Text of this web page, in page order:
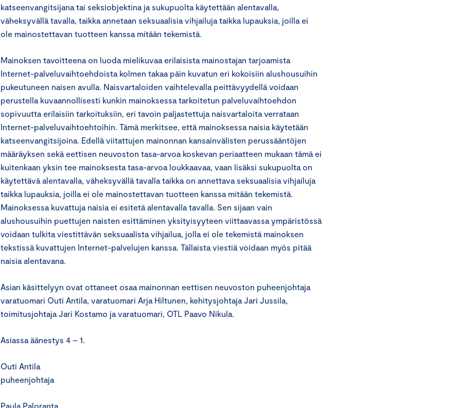
katseenvangitsijana tai seksiobjektina ja sukupuolta käytettään alentavalla,
väheksyvällä tavalla, taikka annetaan seksuaalisia vihjailuja taikka lupauksia, joilla ei
ole mainostettavan tuotteen kanssa mitään tekemistä.
Mainoksen tavoitteena on luoda mielikuvaa erilaisista mainostajan tarjoamista
Internet-palveluvaihtoehdoista kolmen takaa päin kuvatun eri kokoisiin alushousuihin
pukeutuneen naisen avulla. Naisvartaloiden vaihtelevalla peittävyydellä voidaan
perustella kuvaannollisesti kunkin mainoksessa tarkoitetun palveluvaihtoehdon
sopivuutta erilaisiin tarkoituksiin, eri tavoin paljastettuja naisvartaloita verrataan
Internet-palveluvaihtoehtoihin. Tämä merkitsee, että mainoksessa naisia käytetään
katseenvangitsijoina. Edellä viitattujen mainonnan kansainvälisten perussääntöjen
määräyksen sekä eettisen neuvoston tasa-arvoa koskevan periaatteen mukaan tämä ei
kuitenkaan yksin tee mainoksesta tasa-arvoa loukkaavaa, vaan lisäksi sukupuolta on
käytettävä alentavalla, väheksyvällä tavalla taikka on annettava seksuaalisia vihjailuja
taikka lupauksia, joilla ei ole mainostettavan tuotteen kanssa mitään tekemistä.
Mainoksessa kuvattuja naisia ei esitetä alentavalla tavalla. Sen sijaan vain
alushousuihin puettujen naisten esittäminen yksityisyyteen viittaavassa ympäristössä
voidaan tulkita viestittävän seksuaalista vihjailua, jolla ei ole tekemistä mainoksen
tekstissä kuvattujen Internet-palvelujen kanssa. Tällaista viestiä voidaan myös pitää
naisia alentavana.
Asian käsittelyyn ovat ottaneet osaa mainonnan eettisen neuvoston puheenjohtaja
varatuomari Outi Antila, varatuomari Arja Hiltunen, kehitysjohtaja Jari Jussila,
toimitusjohtaja Jari Kostamo ja varatuomari, OTL Paavo Nikula.
Asiassa äänestys 4 – 1.
Outi Antila
puheenjohtaja
Paula Paloranta